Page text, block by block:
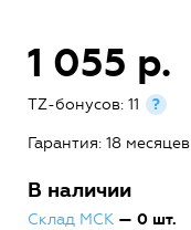
1 055 р.
TZ-бонусов: 11 ?
Гарантия: 18 месяцев
В наличии
Склад МСК — 0 шт.